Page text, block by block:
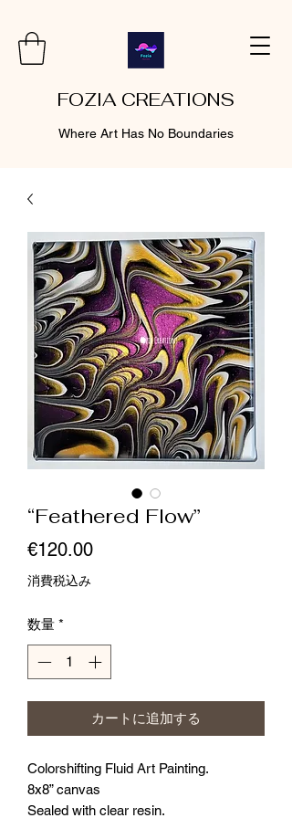
FOZIA CREATIONS
Where Art Has No Boundaries
“Feathered Flow”
€120.00価
消費税込み
数量 *
カートに追加する
Colorshifting Fluid Art Painting.
8x8” canvas
Sealed with clear resin.